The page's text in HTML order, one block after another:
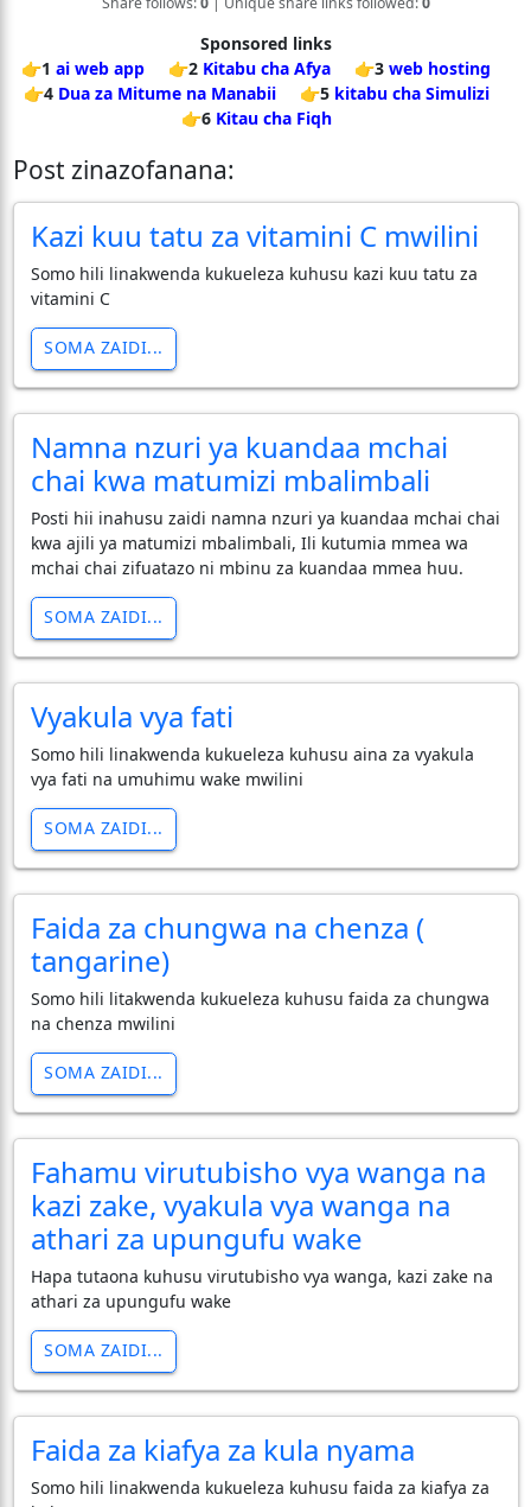
Sponsored links
👉1 ai web app 👉2 Kitabu cha Afya 👉3 web hosting
👉4 Dua za Mitume na Manabii 👉5 kitabu cha Simulizi
👉6 Kitau cha Fiqh
Post zinazofanana:
Kazi kuu tatu za vitamini C mwilini
Somo hili linakwenda kukueleza kuhusu kazi kuu tatu za
vitamini C
SOMA ZAIDI...
Namna nzuri ya kuandaa mchai
chai kwa matumizi mbalimbali
Posti hii inahusu zaidi namna nzuri ya kuandaa mchai chai
kwa ajili ya matumizi mbalimbali, Ili kutumia mmea wa
mchai chai zifuatazo ni mbinu za kuandaa mmea huu.
SOMA ZAIDI...
Vyakula vya fati
Somo hili linakwenda kukueleza kuhusu aina za vyakula
vya fati na umuhimu wake mwilini
SOMA ZAIDI...
Faida za chungwa na chenza (
tangarine)
Somo hili litakwenda kukueleza kuhusu faida za chungwa
na chenza mwilini
SOMA ZAIDI...
Fahamu virutubisho vya wanga na
kazi zake, vyakula vya wanga na
athari za upungufu wake
Hapa tutaona kuhusu virutubisho vya wanga, kazi zake na
athari za upungufu wake
SOMA ZAIDI...
Faida za kiafya za kula nyama
Somo hili linakwenda kukueleza kuhusu faida za kiafya za